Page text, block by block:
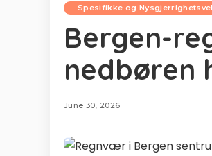
Spesifikke og
Bergen-
nedbøren
June 30, 2026